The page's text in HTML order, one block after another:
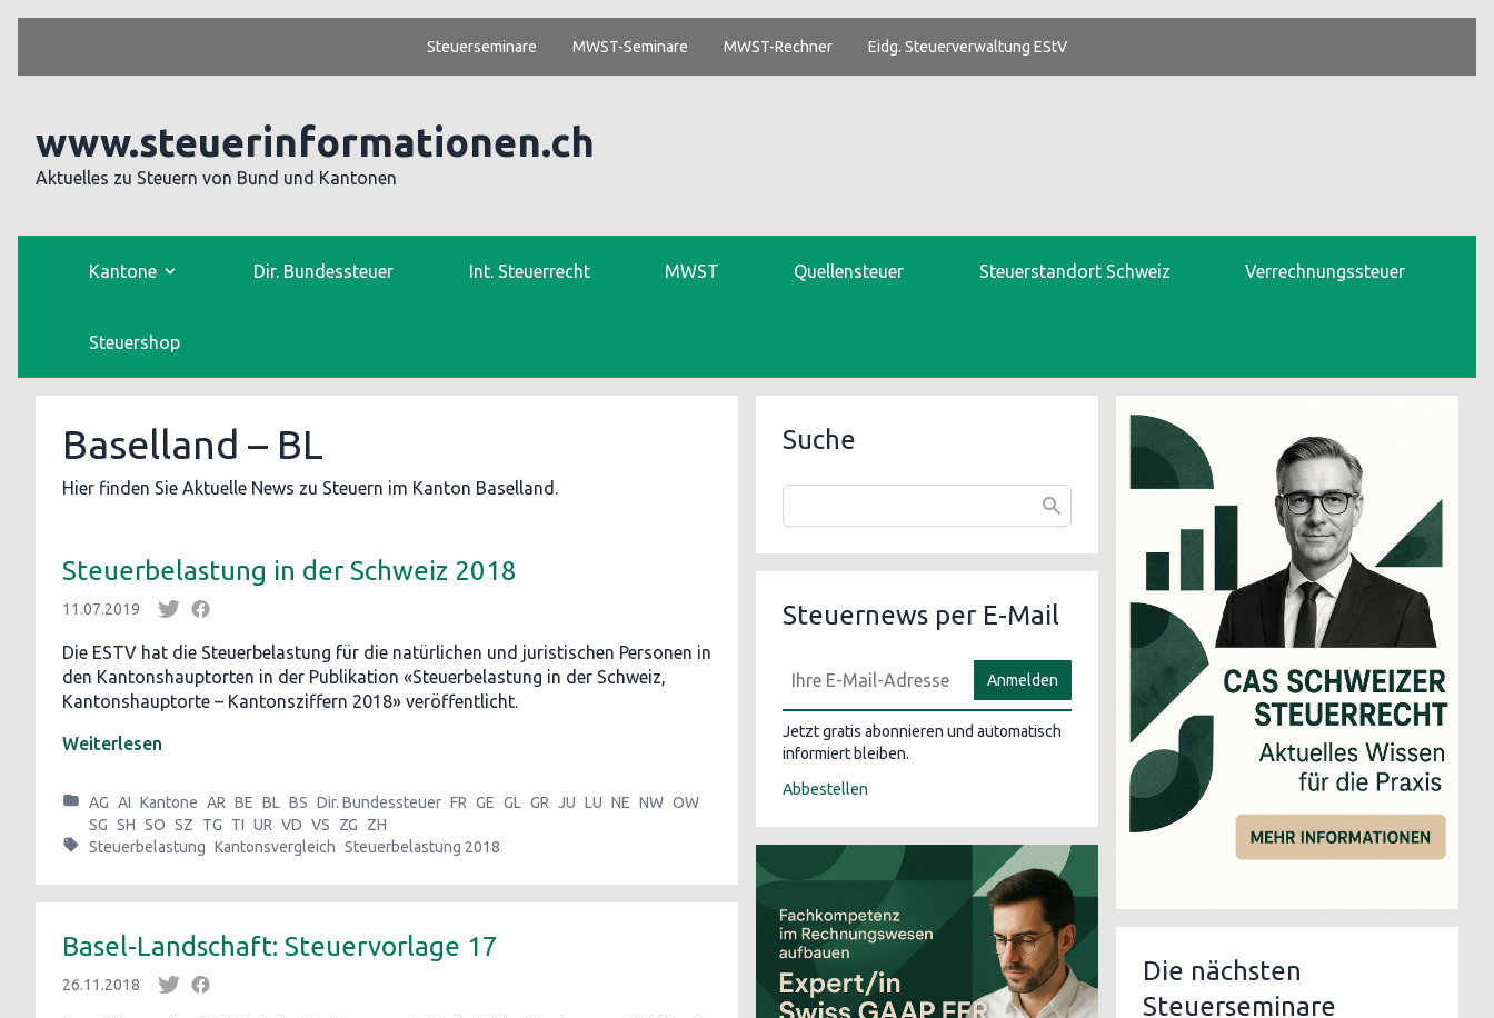
Steuerseminare MWST-Seminare MWST-Rechner Eidg. Steuerverwaltung EStV
www.steuerinformationen.ch
Aktuelles zu Steuern von Bund und Kantonen
Kantone Dir. Bundessteuer Int. Steuerrecht MWST Quellensteuer Steuerstandort Schweiz Verrechnungssteuer
Steuershop
Baselland – BL
Hier finden Sie Aktuelle News zu Steuern im Kanton Baselland.
Steuerbelastung in der Schweiz 2018
11.07.2019
Die ESTV hat die Steuerbelastung für die natürlichen und juristischen Personen in
den Kantonshauptorten in der Publikation «Steuerbelastung in der Schweiz,
Kantonshauptorte – Kantonsziffern 2018» veröffentlicht.
Weiterlesen
AG AI Kantone AR BE BL BS Dir. Bundessteuer FR GE GL GR JU LU NE NW OW
SG SH SO SZ TG TI UR VD VS ZG
ZH
Steuerbelastung Kantonsvergleich Steuerbelastung 2018
Basel-Landschaft: Steuervorlage 17
26.11.2018
Suche
Steuernews per E-Mail
Anmelden
Jetzt gratis abonnieren und automatisch
informiert bleiben.
Abbestellen
Die nächsten
Steuerseminare